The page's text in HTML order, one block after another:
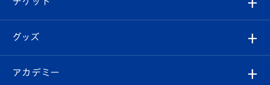
チケット
イベント
エンブレム紹介
スタッフプロフィール
はじめての観戦ガイド
Revive Team
フォトギャラリー
チケット
グッズ
オンラインショップ
アカデミー